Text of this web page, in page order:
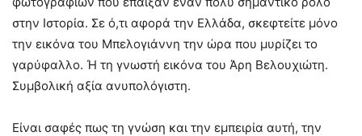
στην Ιστορία. Σε ό,τι αφορά την Ελλάδα, σκεφτείτε μόνο
την εικόνα του Μπελογιάννη την ώρα που μυρίζει το
γαρύφαλλο. Ή τη γνωστή εικόνα του Άρη Βελουχιώτη.
Συμβολική αξία ανυπολόγιστη.
Είναι σαφές πως τη γνώση και την εμπειρία αυτή, την